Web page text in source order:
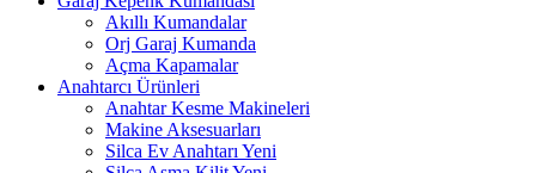
Akıllı Kumandalar
Orj Garaj Kumanda
Açma Kapamalar
Anahtarcı Ürünleri
Anahtar Kesme Makineleri
Makine Aksesuarları
Silca Ev Anahtarı Yeni